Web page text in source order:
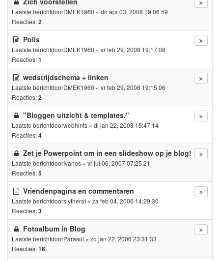
Laatste berichtdoorDMEK1960 « do apr 03, 2008 19:06 59
Reacties:2
Polls
Laatste berichtdoorDMEK1960 « vr feb 29, 2008 19:17 08
Reacties:1
wedstrijdschema + linken
Laatste berichtdoorDMEK1960 « vr feb 29, 2008 19:15 06
Reacties:2
"Bloggen uitzicht & templates."
Laatste berichtdoorwebhints « di jan 22, 2008 15:47 14
Reacties:4
Zet je Powerpoint om in een slideshow op je blog!
Laatste berichtdoorIvanos « vr jul 06, 2007 07:25 21
Reacties:5
Vriendenpagina en commentaren
Laatste berichtdoorslytherat « za feb 04, 2006 14:29 30
Reacties:3
Fotoalbum in Blog
Laatste berichtdoorParasol « zo jan 22, 2006 23:31 33
Reacties:16